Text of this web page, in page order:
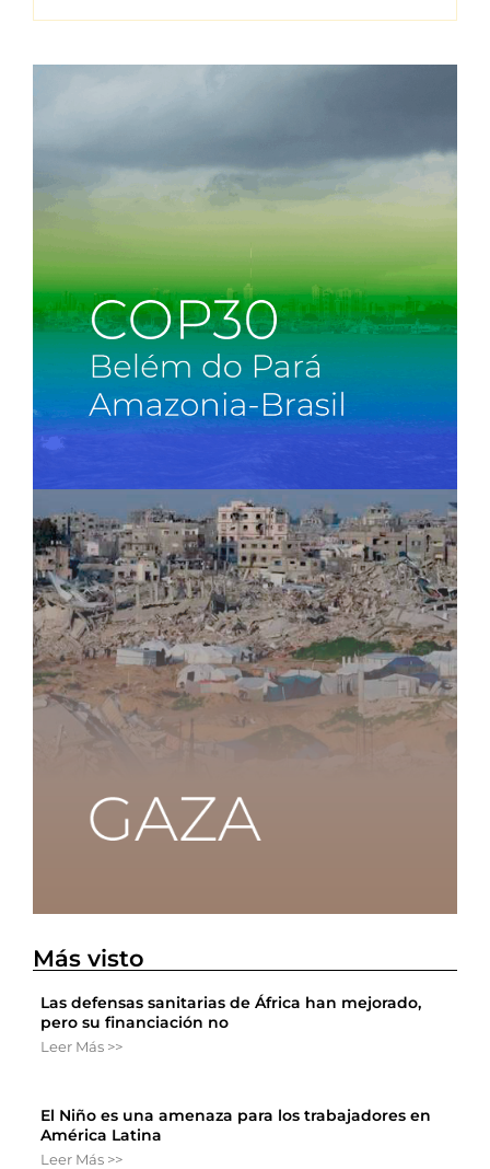
Más visto
Las defensas sanitarias de África han mejorado,
pero su financiación no
Leer Más >>
El Niño es una amenaza para los trabajadores en
América Latina
Leer Más >>